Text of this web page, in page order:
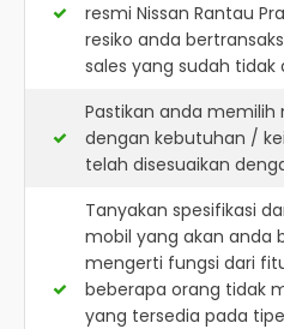
resmi Nissan Rantau
resiko anda
sales yang sudah tidak
Pastikan anda memilih
dengan kebutuhan /
telah disesuaikan
Tanyakan spesifikasi
mobil yang akan anda
mengerti fungsi dari
beberapa orang tidak
yang tersedia pada